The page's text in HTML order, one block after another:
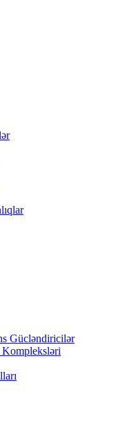
Gücləndiricilər